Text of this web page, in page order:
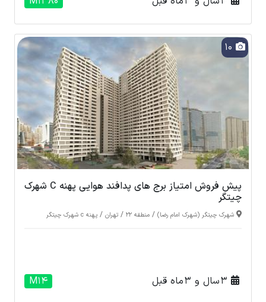
پیش فروش امتیاز برج های پدافند هوایی پهنه C شهرک
چیتگر
شهرک چیتگر (شهرک امام رضا) / منطقه 22 / تهران / پهنه c شهرک چیتگر
M14